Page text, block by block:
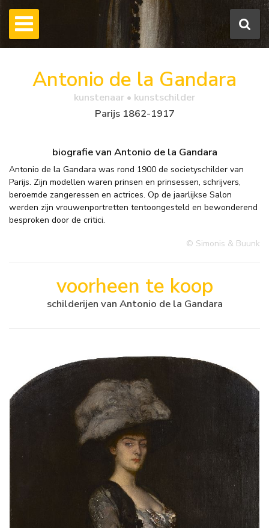
Antonio de la Gandara
kunstenaar • kunstschilder
Parijs 1862-1917
biografie van Antonio de la Gandara
Antonio de la Gandara was rond 1900 de societyschilder van
Parijs. Zijn modellen waren prinsen en prinsessen, schrijvers,
beroemde zangeressen en actrices. Op de jaarlijkse Salon
werden zijn vrouwenportretten tentoongesteld en bewonderend
besproken door de critici.
© Simonis & Buunk
voorheen te koop
schilderijen van Antonio de la Gandara